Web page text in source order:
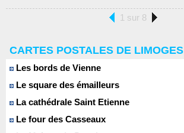
1 sur 8
CARTES POSTALES DE LIMOGES
Les bords de Vienne
Le square des émailleurs
La cathédrale Saint Etienne
Le four des Casseaux